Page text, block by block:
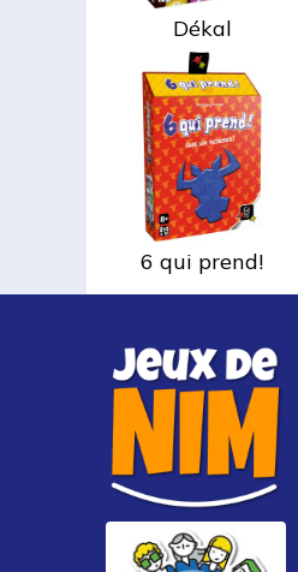
Dékal
6 qui prend!